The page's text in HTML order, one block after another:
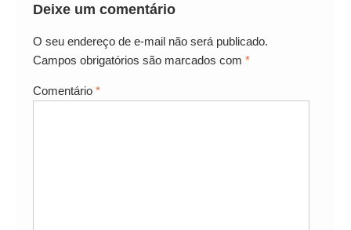
Deixe um comentário
O seu endereço de e-mail não será publicado.
Campos obrigatórios são marcados com *
Comentário *